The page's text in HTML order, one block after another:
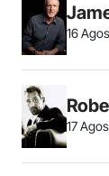
16
17